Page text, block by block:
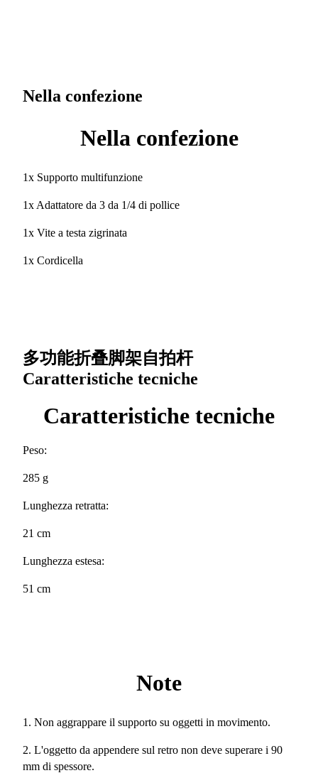
Nella confezione
Nella confezione
1x Supporto multifunzione
1x Adattatore da 3 da 1/4 di pollice
1x Vite a testa zigrinata
1x Cordicella
多功能折叠脚架自拍杆
Caratteristiche tecniche
Caratteristiche tecniche
Peso:
285 g
Lunghezza retratta:
21 cm
Lunghezza estesa:
51 cm
Note
1. Non aggrappare il supporto su oggetti in movimento.
2. L'oggetto da appendere sul retro non deve superare i 90
mm di spessore.